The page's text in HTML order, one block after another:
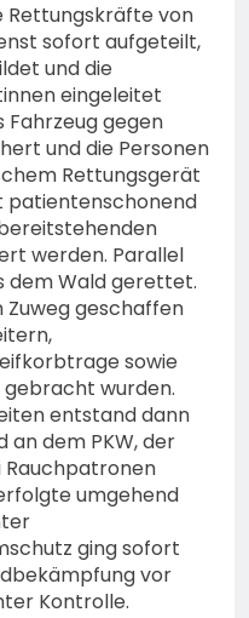
Rettungskräfte von
sofort aufgeteilt,
und die
eingeleitet
Fahrzeug gegen
und die Personen
Rettungsgerät
patientenschonend
werden. Parallel
dem Wald gerettet.
Zuweg geschaffen
sowie
gebracht wurden.
entstand dann
an dem PKW, der
Rauchpatronen
umgehend
ging sofort
vor
Kontrolle.